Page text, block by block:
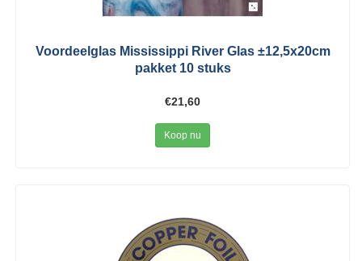
Voordeelglas Mississippi River Glas ±12,5x20cm
pakket 10 stuks
€21,60
Koop nu